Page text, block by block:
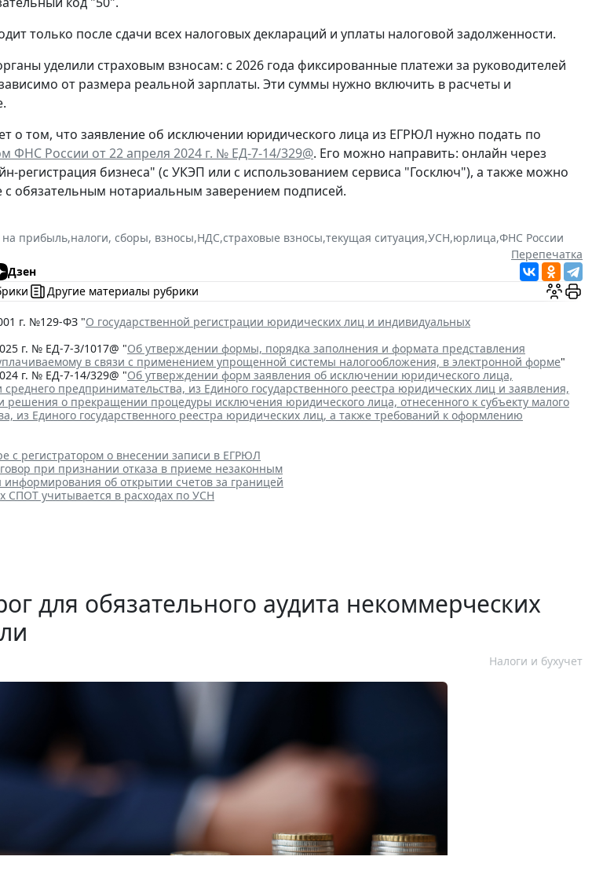
только после сдачи всех налоговых деклараций и уплаты налоговой задолженности.
уделили страховым взносам: с 2026 года фиксированные платежи за руководителей
от размера реальной зарплаты. Эти суммы нужно включить в расчеты и
о том, что заявление об исключении юридического лица из ЕГРЮЛ нужно подать по
ФНС России от 22 апреля 2024 г. № ЕД-7-14/329@. Его можно направить: онлайн через
регистрация бизнеса" (с УКЭП или с использованием сервиса "Госключ"), а также можно
с обязательным нотариальным заверением подписей.
на прибыль,налоги, сборы, взносы,НДС,страховые взносы,текущая ситуация,УСН,юрлица,ФНС России
Перепечатка
Дзен
Другие материалы рубрики
г. №129-ФЗ "О государственной регистрации юридических лиц и индивидуальных
г. № ЕД-7-3/1017@ "Об утверждении формы, порядка заполнения и формата представления
в связи с применением упрощенной системы налогообложения, в электронной форме"
г. № ЕД-7-14/329@ "Об утверждении форм заявления об исключении юридического лица,
среднего предпринимательства, из Единого государственного реестра юридических лиц и заявления,
решения о прекращении процедуры исключения юридического лица, отнесенного к субъекту малого
из Единого государственного реестра юридических лиц, а также требований к оформлению
с регистратором о внесении записи в ЕГРЮЛ
при признании отказа в приеме незаконным
об открытии счетов за границей
СПОТ учитывается в расходах по УСН
для обязательного аудита некоммерческих
Налоги и бухучет